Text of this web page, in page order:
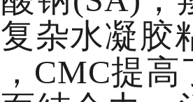
杂水凝胶
CMC提高